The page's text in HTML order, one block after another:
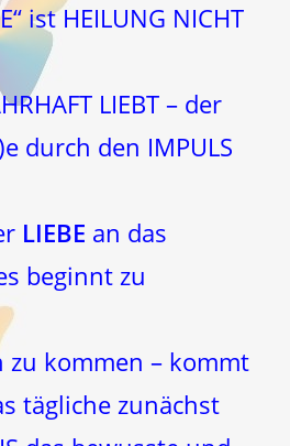
ist HEILUNG NICHT
LIEBT – der
durch den IMPULS
LIEBE an das
beginnt zu
zu kommen – kommt
tägliche zunächst